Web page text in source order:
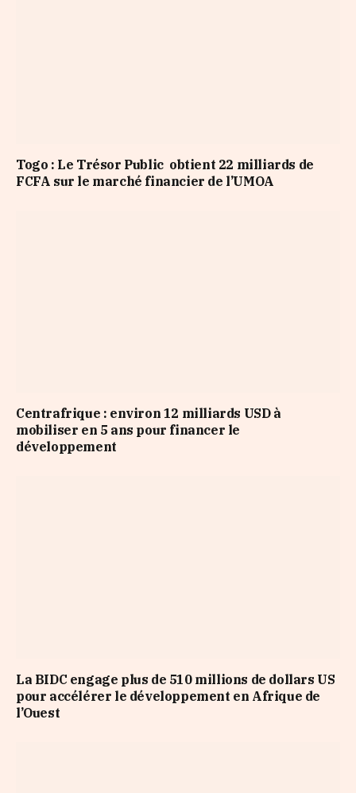
Togo : Le Trésor Public obtient 22 milliards de
FCFA sur le marché financier de l’UMOA
Centrafrique : environ 12 milliards USD à
mobiliser en 5 ans pour financer le
développement
La BIDC engage plus de 510 millions de dollars US
pour accélérer le développement en Afrique de
l’Ouest